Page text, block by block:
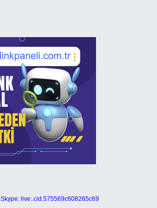
Skype: live:.cid.575569c608265c69